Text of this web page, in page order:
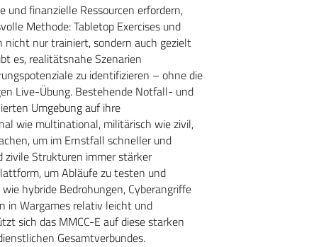
und finanzielle Ressourcen erfordern,
Methode: Tabletop Exercises und
nur trainiert, sondern auch gezielt
es, realitätsnahe Szenarien
zu identifizieren – ohne die
Live-Übung. Bestehende Notfall- und
Umgebung auf ihre
wie multinational, militärisch wie zivil,
um im Ernstfall schneller und
zivile Strukturen immer stärker
um Abläufe zu testen und
hybride Bedrohungen, Cyberangriffe
in Wargames relativ leicht und
sich das MMCC-E auf diese starken
Gesamtverbundes.